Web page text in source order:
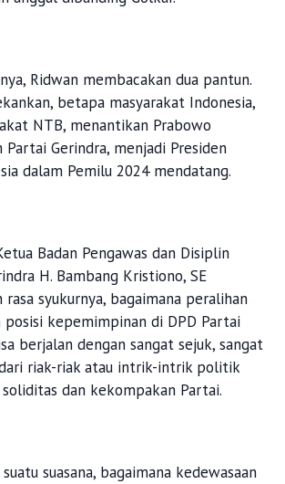
Ridwan membacakan dua pantun.
betapa masyarakat Indonesia,
NTB, menantikan Prabowo
Gerindra, menjadi Presiden
dalam Pemilu 2024 mendatang.
Badan Pengawas dan Disiplin
H. Bambang Kristiono, SE
syukurnya, bagaimana peralihan
posisi kepemimpinan di DPD Partai
berjalan dengan sangat sejuk, sangat
riak-riak atau intrik-intrik politik
dan kekompakan Partai.
suasana, bagaimana kedewasaan